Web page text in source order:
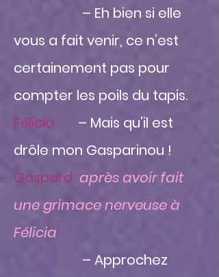
– Eh bien si elle
vous a fait venir, ce n’est
certainement pas pour
compter les poils du tapis.
Félicia – Mais qu’il est
drôle mon Gasparinou !
Gaspard après avoir fait
une grimace nerveuse à
Félicia
– Approchez